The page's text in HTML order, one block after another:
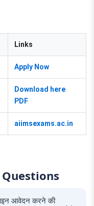
Links
Apply Now
Download here
PDF
aiimsexams.ac.in
आवेदन करने की